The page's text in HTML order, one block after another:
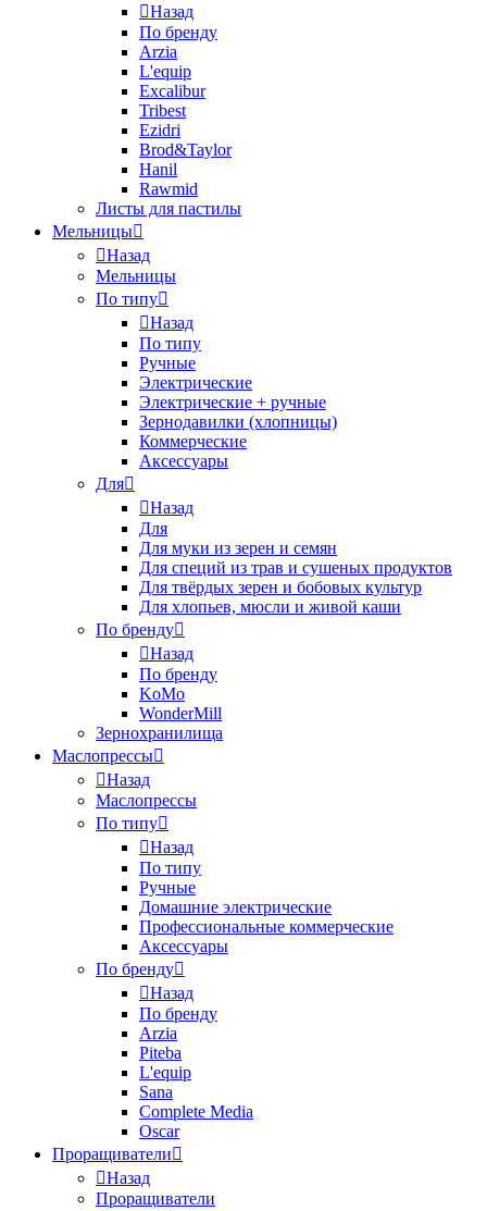
Назад
По бренду
Arzia
L'equip
Excalibur
Tribest
Ezidri
Brod&Taylor
Hanil
Rawmid
Листы для пастилы
Мельницы
Назад
Мельницы
По типу
Назад
По типу
Ручные
Электрические
Электрические + ручные
Зернодавилки (хлопницы)
Коммерческие
Аксессуары
Для
Назад
Для
Для муки из зерен и семян
Для специй из трав и сушеных продуктов
Для твёрдых зерен и бобовых культур
Для хлопьев, мюсли и живой каши
По бренду
Назад
По бренду
KoMo
WonderMill
Зернохранилища
Маслопрессы
Назад
Маслопрессы
По типу
Назад
По типу
Ручные
Домашние электрические
Профессиональные коммерческие
Аксессуары
По бренду
Назад
По бренду
Arzia
Piteba
L'equip
Sana
Complete Media
Oscar
Проращиватели
Назад
Проращиватели